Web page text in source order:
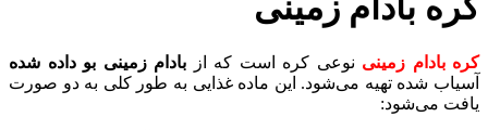
کره بادام زمینی
کره بادام زمینی نوعی کره است که از بادام زمینی بو داده شده
آسیاب شده تهیه می‌شود. این ماده غذایی به طور کلی به دو صورت
یافت می‌شود: